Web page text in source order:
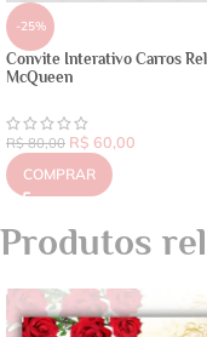
-25%
Convite Interativo Carros
McQueen
R$80,00 R$ 60,00
COMPRAR
Produtos